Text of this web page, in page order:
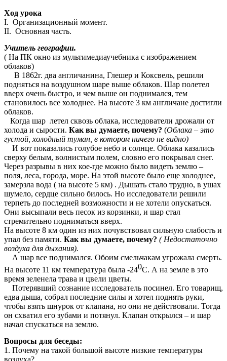
Ход урока
I. Организационный момент.
II. Основная часть.
Учитель географии.
( На ПК окно из мультимедиаучебника с изображением
облаков)
В 1862г. два англичанина, Глешер и Коксвель, решили
подняться на воздушном шаре выше облаков. Шар полетел
вверх очень быстро, и чем выше он поднимался, тем
становилось все холоднее. На высоте 3 км англичане достигли
облаков.
Когда шар летел сквозь облака, исследователи дрожали от
холода и сырости. Как вы думаете, почему? (Облака – это
густой, холодный туман, в котором ничего не видно)
И вот показались голубое небо и солнце. Облака казались
сверху белым, волнистым полем, словно его покрывал снег.
Через разрывы в них кое-где можно было видеть землю –
поля, леса, города, море. На этой высоте было еще холоднее,
замерзла вода ( на высоте 5 км) . Дышать стало трудно, в ушах
шумело, сердце сильно билось. Но исследователи решили
терпеть до последней возможности и не хотели опускаться.
Они высыпали весь песок из корзинки, и шар стал
стремительно подниматься вверх.
На высоте 8 км один из них почувствовал сильную слабость и
упал без памяти. Как вы думаете, почему? ( Недостаточно
воздуха для дыхания).
А шар все поднимался. Обоим смельчакам угрожала смерть.
На высоте 11 км температура была -240С. А на земле в это
время зеленела трава и цвели цветы.
Потерявший сознание исследователь посинел. Его товарищ,
едва дыша, собрал последние силы и хотел поднять руки,
чтобы взять шнурок от клапана, но они не действовали. Тогда
он схватил его зубами и потянул. Клапан открылся – и шар
начал спускаться на землю.
Вопросы для беседы:
1. Почему на такой большой высоте низкие температуры
воздуха?